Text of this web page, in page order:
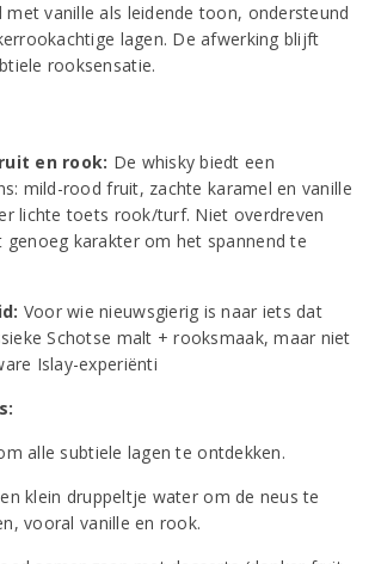
met vanille als leidende toon, ondersteund
lagen. De afwerking blijft
rooksensatie.
en rook: De whisky biedt een
mild-rood fruit, zachte karamel en vanille
lichte toets rook/turf. Niet overdreven
karakter om het spannend te
Voor wie nieuwsgierig is naar iets dat
Schotse malt + rooksmaak, maar niet
Islay-experiënti
alle subtiele lagen te ontdekken.
klein druppeltje water om de neus te
vooral vanille en rook.